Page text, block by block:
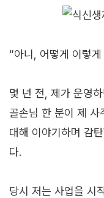
“아니, 어떻게 이렇
몇 년 전, 제가 운영
골손님 한 분이 제 사
대해 이야기하며 감
다.
당시 저는 사업을 시